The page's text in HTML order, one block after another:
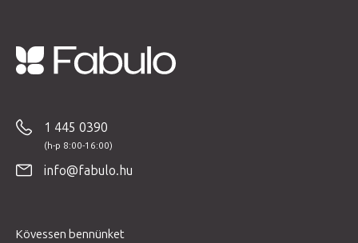
1 445 0390
info@fabulo.hu
Kövessen bennünket